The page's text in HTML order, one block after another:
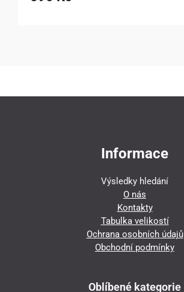
Informace
Výsledky hledání
O nás
Kontakty
Tabulka velikostí
Ochrana osobních údajů
Obchodní podmínky
Oblíbené kategorie